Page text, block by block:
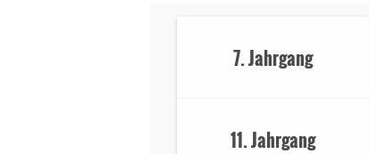
7. Jahrgang
11. Jahrgang